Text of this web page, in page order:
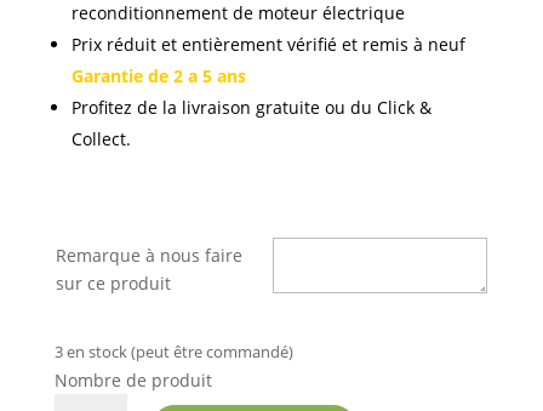
reconditionnement de moteur électrique
Prix réduit et entièrement vérifié et remis à neuf
Garantie de 2 a 5 ans
Profitez de la livraison gratuite ou du Click &
Collect.
Remarque à nous faire
sur ce produit
3 en stock (peut être commandé)
Nombre de produit